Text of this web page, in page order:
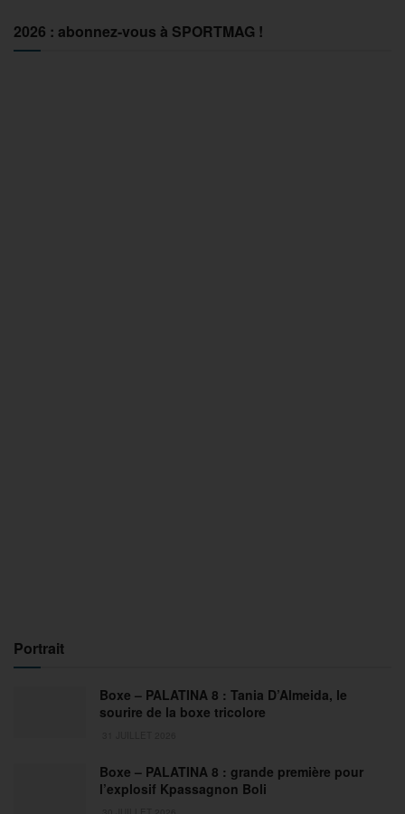
2026 : abonnez-vous à SPORTMAG !
Portrait
Boxe – PALATINA 8 : Tania D’Almeida, le
sourire de la boxe tricolore
Boxe – PALATINA 8 : grande première pour
l’explosif Kpassagnon Boli